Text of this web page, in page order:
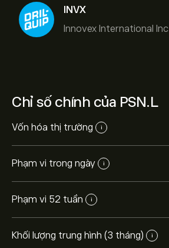
INVX
Innovex International Inc
Chỉ số chính của PSN.L
Vốn hóa thị trường i
Phạm vi trong ngày i
Phạm vi 52 tuần i
Khối lượng trung hình (3 tháng) i